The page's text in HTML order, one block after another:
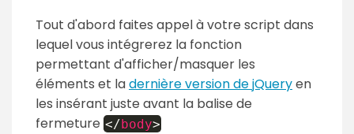
Tout d'abord faites appel à votre script dans
lequel vous intégrerez la fonction
permettant d'afficher/masquer les
éléments et ladernière version de jQueryen
les insérant juste avant la balise de
fermeture </body>